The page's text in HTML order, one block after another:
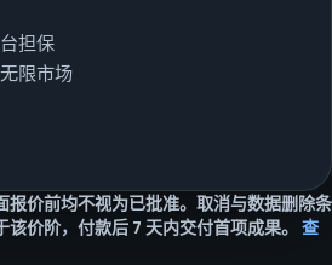
担保
限市场
报价前均不视为已批准。取消与数据删除条
价阶，付款后 7 天内交付首项成果。 查